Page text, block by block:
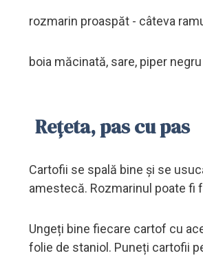
rozmarin proaspăt - câteva
boia măcinată, sare, piper
Rețeta, pas cu pas
Cartofii se spală bine și se
amestecă. Rozmarinul poate fi
Ungeți bine fiecare cartof cu
folie de staniol. Puneți cartofii